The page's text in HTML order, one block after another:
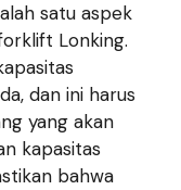
satu aspek
Lonking.
dan ini harus
yang akan
kapasitas
bahwa